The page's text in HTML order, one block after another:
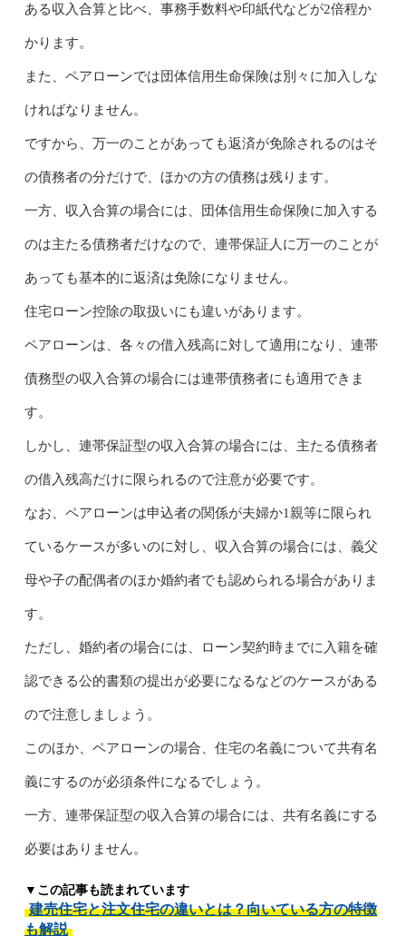
ある収入合算と比べ、事務手数料や印紙代などが2倍程か
かります。
また、ペアローンでは団体信用生命保険は別々に加入しな
ければなりません。
ですから、万一のことがあっても返済が免除されるのはそ
の債務者の分だけで、ほかの方の債務は残ります。
一方、収入合算の場合には、団体信用生命保険に加入する
のは主たる債務者だけなので、連帯保証人に万一のことが
あっても基本的に返済は免除になりません。
住宅ローン控除の取扱いにも違いがあります。
ペアローンは、各々の借入残高に対して適用になり、連帯
債務型の収入合算の場合には連帯債務者にも適用できま
す。
しかし、連帯保証型の収入合算の場合には、主たる債務者
の借入残高だけに限られるので注意が必要です。
なお、ペアローンは申込者の関係が夫婦か1親等に限られ
ているケースが多いのに対し、収入合算の場合には、義父
母や子の配偶者のほか婚約者でも認められる場合がありま
す。
ただし、婚約者の場合には、ローン契約時までに入籍を確
認できる公的書類の提出が必要になるなどのケースがある
ので注意しましょう。
このほか、ペアローンの場合、住宅の名義について共有名
義にするのが必須条件になるでしょう。
一方、連帯保証型の収入合算の場合には、共有名義にする
必要はありません。
▼この記事も読まれています
建売住宅と注文住宅の違いとは？向いている方の特徴
も解説